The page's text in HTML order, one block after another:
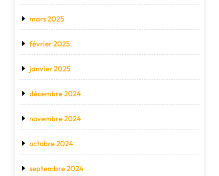
mars 2025
février 2025
janvier 2025
décembre 2024
novembre 2024
octobre 2024
septembre 2024